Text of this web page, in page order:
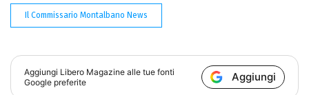
Il Commissario Montalbano News
Aggiungi Libero Magazine alle tue fonti
Google preferite
Aggiungi